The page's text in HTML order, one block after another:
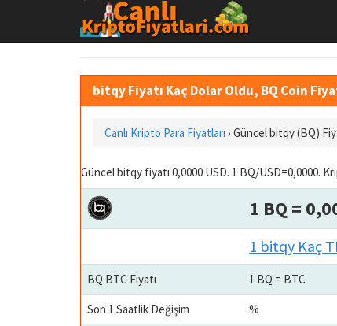
bitqy Fiyatı Kaç Dolar Oldu, BQ Coin
Canlı Kripto Para Fiyatları › Güncel bitqy (BQ)
Güncel bitqy fiyatı 0,0000 USD. 1 BQ/USD=0,0000.
1 BQ =
1 bitqy Kaç
BQ BTC Fiyatı
1 BQ = BTC
Son 1 Saatlik Değişim
%